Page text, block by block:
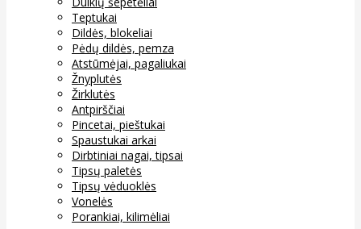
Teptukai
Dildės, blokeliai
Pėdų dildės, pemza
Atstūmėjai, pagaliukai
Žnyplutės
Žirklutės
Antpirščiai
Pincetai, pieštukai
Spaustukai arkai
Dirbtiniai nagai, tipsai
Tipsų paletės
Tipsų vėduoklės
Vonelės
Porankiai, kilimėliai